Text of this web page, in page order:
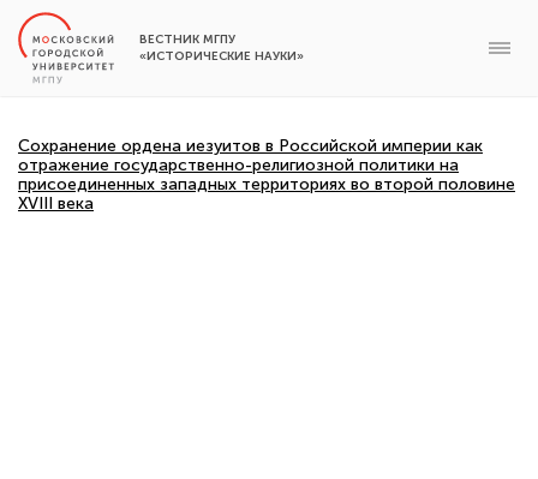
ВЕСТНИК МГПУ
«ИСТОРИЧЕСКИЕ НАУКИ»
Сохранение ордена иезуитов в Российской империи как
отражение государственно-религиозной политики на
присоединенных западных территориях во второй половине
XVIII века